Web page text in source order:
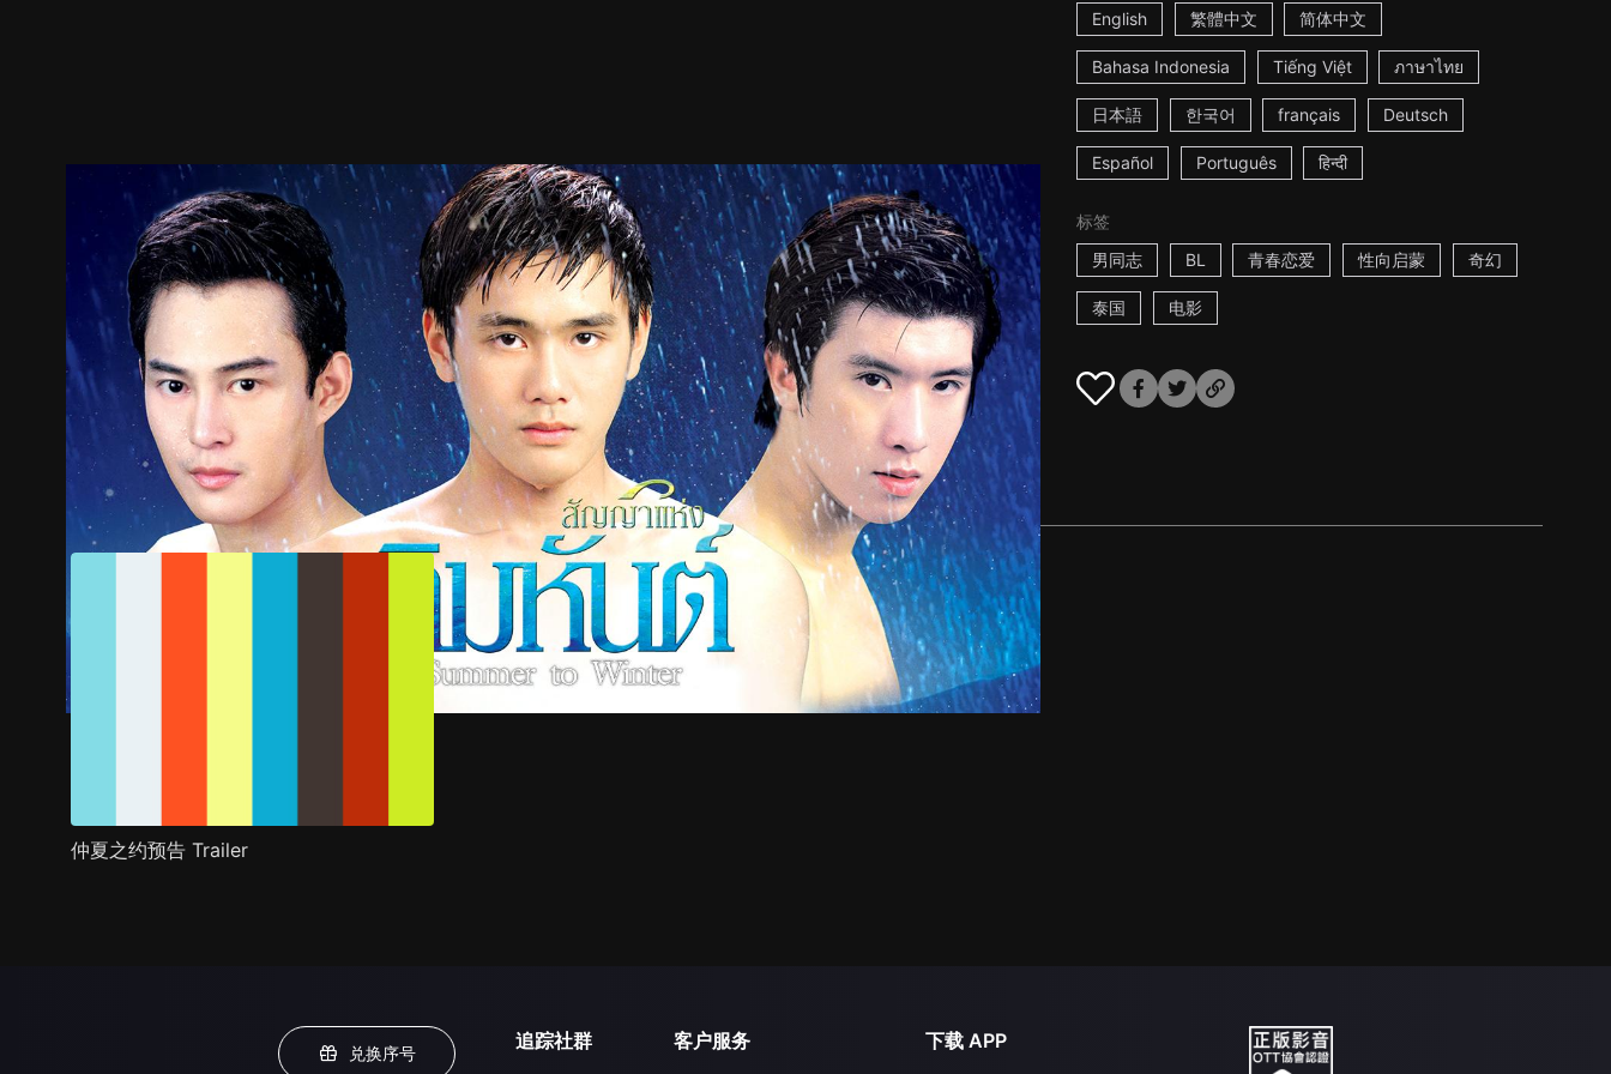
English 繁體中文 简体中文
Bahasa Indonesia Tiếng Việt ภาษาไทย
日本語 한국어 français Deutsch
Español Português हिन्दी
标签
男同志
BL 青春恋爱 性向启蒙 奇幻
泰国 电影
预告 剧照 推荐影片 剧情介绍
仲夏之约预告 Trailer
兑换序号
追踪社群 客户服务 下载 APP